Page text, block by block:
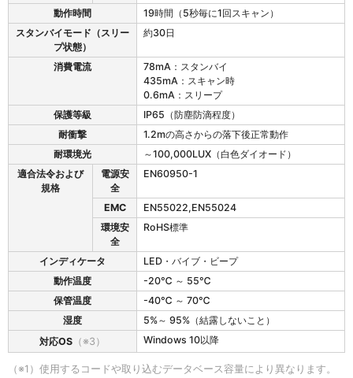
動作時間
19時間（5秒毎に1回スキャン）
スタンバイモード（スリー
プ状態）
約30日
消費電流
78mA：スタンバイ
435mA：スキャン時
0.6mA：スリープ
保護等級
IP65（防塵防滴程度）
耐衝撃
1.2mの高さからの落下後正常動作
耐環境光
～100,000LUX（白色ダイオード）
適合法令および
規格
電源安
全
EN60950-1
EMC
EN55022,EN55024
環境安
全
RoHS標準
インディケータ
LED・バイブ・ビープ
動作温度
-20℃ ～ 55℃
保管温度
-40℃ ～ 70℃
湿度
5%～ 95%（結露しないこと）
対応OS （※3） Windows 10以降
（※1）使用するコードや取り込むデータベース容量により異なります。